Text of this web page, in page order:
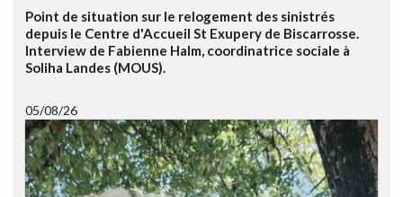
Point de situation sur le relogement des sinistrés
depuis le Centre d'Accueil St Exupery de Biscarrosse.
Interview de Fabienne Halm, coordinatrice sociale à
Soliha Landes (MOUS).
05/08/26